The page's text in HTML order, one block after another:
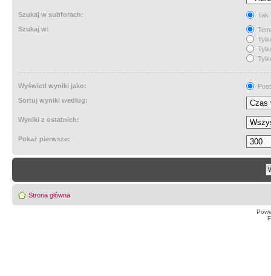
Szukaj w subforach:
Tak
Szukaj w:
Wyświetl wyniki jako:
Sortuj wyniki według:
Wyniki z ostatnich:
Pokaż pierwsze:
Strona główna